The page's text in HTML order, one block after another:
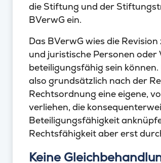
die Stiftung und der
BVerwG ein.
Das BVerwG wies die
und juristische Personen oder
beteiligungsfähig sein
also grundsätzlich nach der
Rechtsordnung eine eigene,
verliehen, die
Beteiligungsfähigkeit
Rechtsfähigkeit aber erst
Keine